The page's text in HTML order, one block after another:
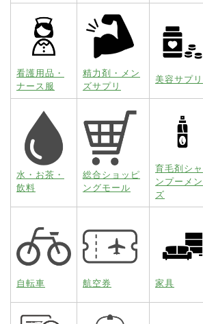
看護用品・
ナース服
精力剤・メン
ズサプリ
美容サプリ
水・お茶・
飲料
総合ショッピ
ングモール
育毛剤シャ
ンプーメン
ズ
自転車 航空券 家具